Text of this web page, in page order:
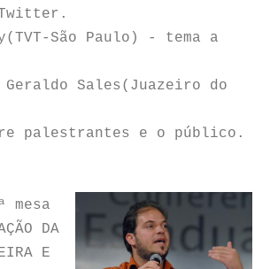
Twitter.
São Paulo) - tema a
Geraldo Sales(Juazeiro do
palestrantes e o público.
mesa
DA
E